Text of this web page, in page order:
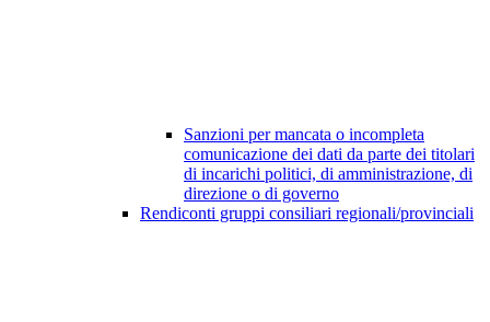
Sanzioni per mancata o incompleta
comunicazione dei dati da parte dei titolari
di incarichi politici, di amministrazione, di
direzione o di governo
Rendiconti gruppi consiliari regionali/provinciali